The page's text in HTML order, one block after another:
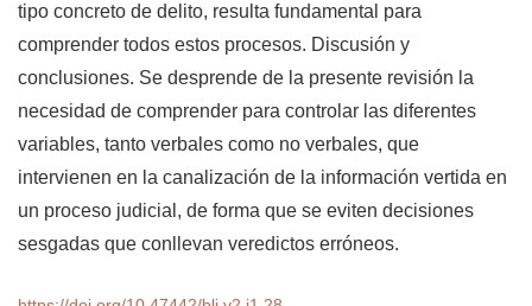
tipo concreto de delito, resulta fundamental para
comprender todos estos procesos. Discusión y
conclusiones. Se desprende de la presente revisión la
necesidad de comprender para controlar las diferentes
variables, tanto verbales como no verbales, que
intervienen en la canalización de la información vertida en
un proceso judicial, de forma que se eviten decisiones
sesgadas que conllevan veredictos erróneos.